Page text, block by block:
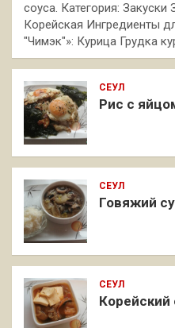
соуса. Категория: Закуски
Корейская Ингредиенты
"Чимэк"»: Курица Грудка
СЕУЛ
Рис с
СЕУЛ
Говяжий
СЕУЛ
Корейский